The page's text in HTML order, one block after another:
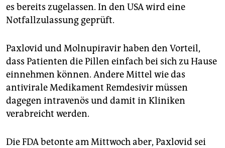
es bereits zugelassen. In den USA wird eine
Notfallzulassung geprüft.
Paxlovid und Molnupiravir haben den Vorteil,
dass Patienten die Pillen einfach bei sich zu Hause
einnehmen können. Andere Mittel wie das
antivirale Medikament Remdesivir müssen
dagegen intravenös und damit in Kliniken
verabreicht werden.
Die FDA betonte am Mittwoch aber, Paxlovid sei